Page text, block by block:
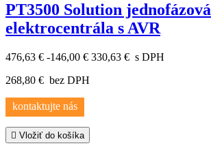
PT3500 Solution jednofázová
elektrocentrála s AVR
476,63 € -146,00 € 330,63 € s DPH
268,80 € bez DPH
kontaktujte nás
 Vložiť do košíka